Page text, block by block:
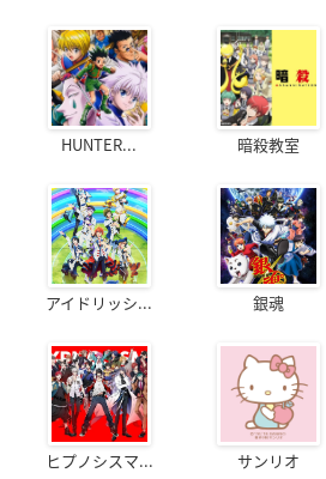
HUNTER... 暗殺教室
アイドリッシ... 銀魂
ヒプノシスマ... サンリオ